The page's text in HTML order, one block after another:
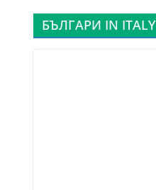
БЪЛГАРИ IN ITALY